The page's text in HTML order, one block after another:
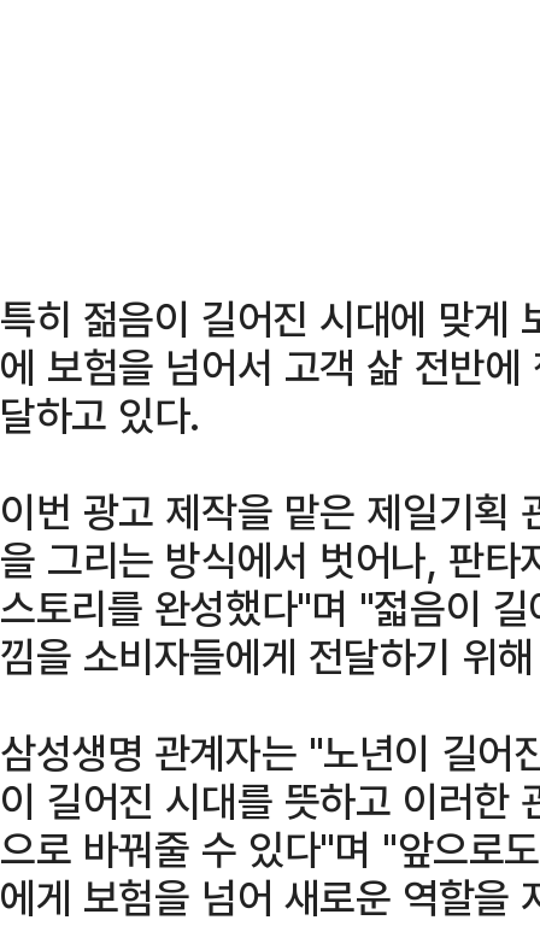
특히 젊음이 길어진 시대에 맞게
에 보험을 넘어서 고객 삶 전반
달하고 있다.
이번 광고 제작을 맡은 제일기획
을 그리는 방식에서 벗어나, 판
스토리를 완성했다"며 "젋음이
낌을 소비자들에게 전달하기 위
삼성생명 관계자는 "노년이 길어
이 길어진 시대를 뜻하고 이러한
으로 바꿔줄 수 있다"며 "앞으로
에게 보험을 넘어 새로운 역할을